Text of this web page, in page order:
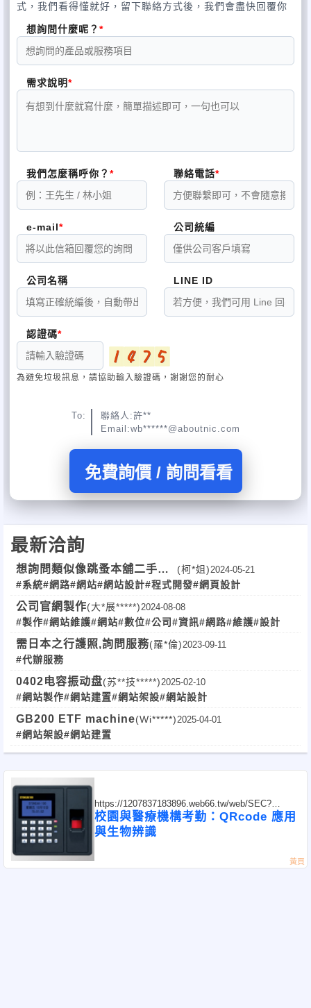
式，我們看得懂就好，留下聯絡方式後，我們會盡快回覆你
想詢問什麼呢？
需求說明
我們怎麼稱呼你？ 聯絡電話
e-mail 公司統編
公司名稱 LINE ID
認證碼
為避免垃圾訊息，請協助輸入驗證碼，謝謝您的耐心
To:
聯絡人:許**
Email:wb******@aboutnic.com
免費詢價 / 詢問看看
最新洽詢
想詢問類似像跳蚤本舖二手店
的系統
(柯*姐) 2024-05-21
#系統#網路#網站#網站設計#程式開發#網頁設計
公司官網製作(大*展*****) 2024-08-08
#製作#網站維護#網站#數位#公司#資訊#網路#維護#設計
需日本之行護照,詢問服務(羅*倫) 2023-09-11
#代辦服務
0402电容振动盘(苏**技*****) 2025-02-10
#網站製作#網站建置#網站架設#網站設計
GB200 ETF machine(Wi*****) 2025-04-01
#網站架設#網站建置
https://1207837183896.web66.tw/web/SEC?
postId=1353657
校園與醫療機構考勤：QRcode 應用
與生物辨識